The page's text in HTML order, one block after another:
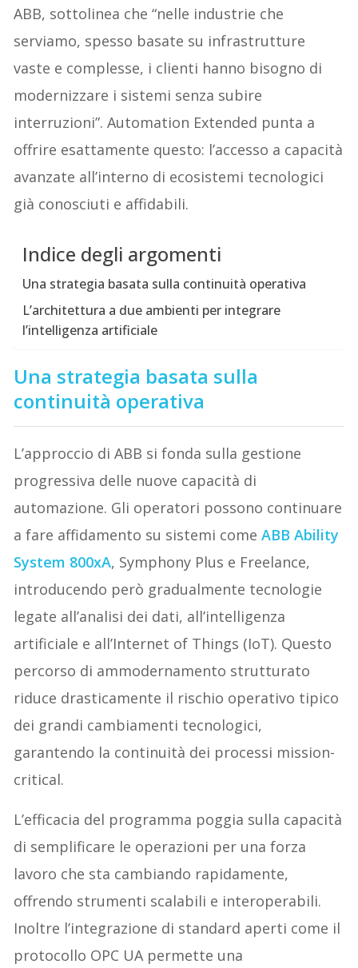
ABB, sottolinea che “nelle industrie che
serviamo, spesso basate su infrastrutture
vaste e complesse, i clienti hanno bisogno di
modernizzare i sistemi senza subire
interruzioni”. Automation Extended punta a
offrire esattamente questo: l’accesso a capacità
avanzate all’interno di ecosistemi tecnologici
già conosciuti e affidabili.
Indice degli argomenti
Una strategia basata sulla continuità operativa
L’architettura a due ambienti per integrare
l’intelligenza artificiale
Una strategia basata sulla
continuità operativa
L’approccio di ABB si fonda sulla gestione
progressiva delle nuove capacità di
automazione. Gli operatori possono continuare
a fare affidamento su sistemi comeABB Ability
System 800xA, Symphony Plus e Freelance,
introducendo però gradualmente tecnologie
legate all’analisi dei dati, all’intelligenza
artificiale e all’Internet of Things (IoT). Questo
percorso di ammodernamento strutturato
riduce drasticamente il rischio operativo tipico
dei grandi cambiamenti tecnologici,
garantendo la continuità dei processi mission-
critical.
L’efficacia del programma poggia sulla capacità
di semplificare le operazioni per una forza
lavoro che sta cambiando rapidamente,
offrendo strumenti scalabili e interoperabili.
Inoltre l’integrazione di standard aperti come il
protocollo OPC UA permette una